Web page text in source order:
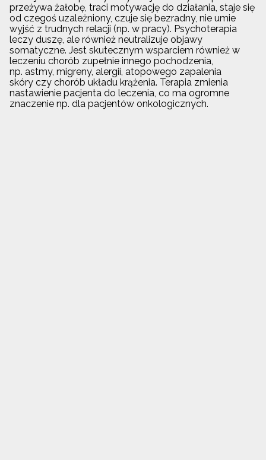
przeżywa żałobę, traci motywację do działania, staje się
od czegoś uzależniony, czuje się bezradny, nie umie
wyjść z trudnych relacji (np. w pracy). Psychoterapia
leczy duszę, ale również neutralizuje objawy
somatyczne. Jest skutecznym wsparciem również w
leczeniu chorób zupełnie innego pochodzenia,
np. astmy, migreny, alergii, atopowego zapalenia
skóry czy chorób układu krążenia. Terapia zmienia
nastawienie pacjenta do leczenia, co ma ogromne
znaczenie np. dla pacjentów onkologicznych.